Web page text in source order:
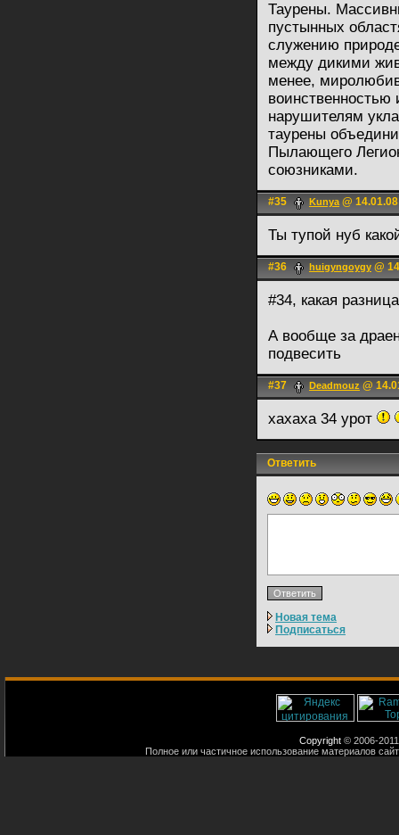
Таурены.
пустынных
служению
между дикими
менее,
нарушителям
таурены
Пылающего
союзниками.
#35 Kunya@
Ты тупой нуб
#36 huigyngoygy @
#34, какая
А вообще за
подвесить
#37 Deadmouz @
хахаха 34 урот
Ответить
Новая тема
Подписаться
Copyright © 2006-
Полное или частичное использование материалов